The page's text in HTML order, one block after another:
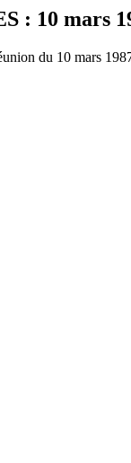
: 10 mars
du 10 mars